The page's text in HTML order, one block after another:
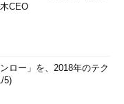
CEO
ロー」を、2018年のテク
5)